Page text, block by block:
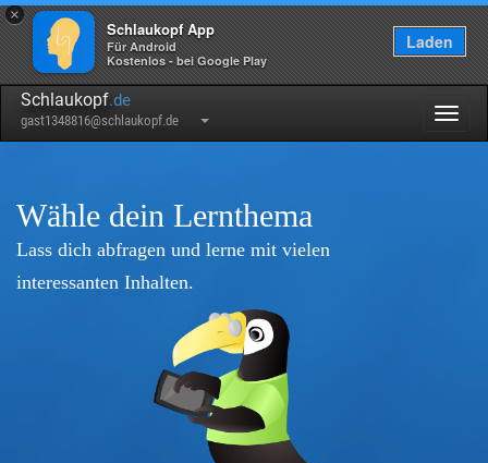
×
Schlaukopf App
Für Android
Kostenlos - bei Google Play
Laden
Schlaukopf.de
gast1348816@schlaukopf.de
Wähle dein Lernthema
Lass dich abfragen und lerne mit vielen
interessanten Inhalten.